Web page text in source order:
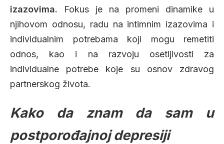
izazovima. Fokus je na promeni dinamike u
njihovom odnosu, radu na intimnim izazovima i
individualnim potrebama koji mogu remetiti
odnos, kao i na razvoju osetljivosti za
individualne potrebe koje su osnov zdravog
partnerskog života.
Kako da znam da sam u
postporođajnoj depresiji